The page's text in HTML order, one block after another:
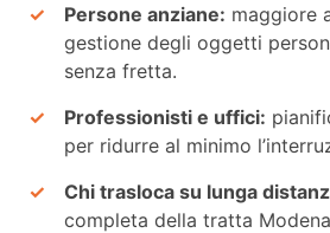
Persone anziane: maggiore
gestione degli oggetti
senza fretta.
Professionisti e uffici:
per ridurre al minimo
Chi trasloca su lunga
completa della tratta